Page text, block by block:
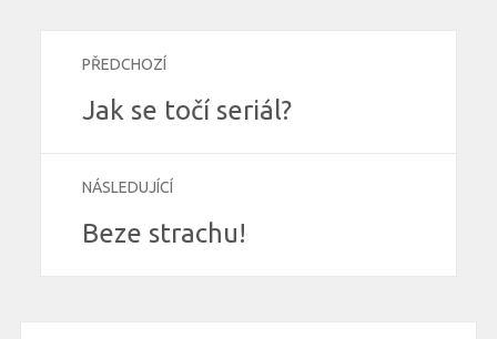
PŘEDCHOZÍ
Jak se točí seriál?
NÁSLEDUJÍCÍ
Beze strachu!